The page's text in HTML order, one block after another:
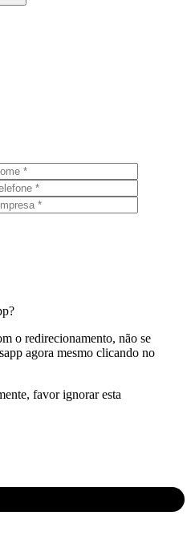
o redirecionamento, não se
agora mesmo clicando no
favor ignorar esta